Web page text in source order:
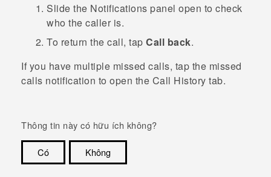
Slide the Notifications panel open to check
who the caller is.
To return the call, tap Call back.
If you have multiple missed calls, tap the missed
calls notification to open the Call History tab.
Thông tin này có hữu ích không?
Có
Không